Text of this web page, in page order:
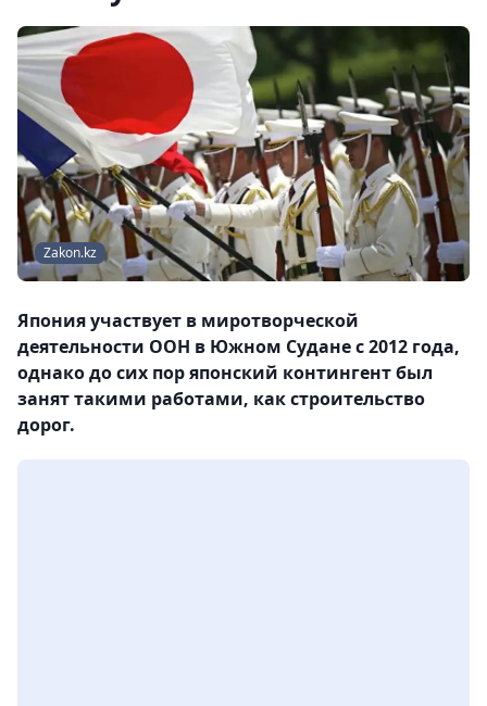
Zakon.kz
Япония участвует в миротворческой
деятельности ООН в Южном Судане с 2012 года,
однако до сих пор японский контингент был
занят такими работами, как строительство
дорог.